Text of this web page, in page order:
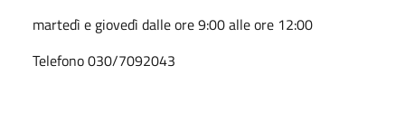
martedì e giovedì dalle ore 9:00 alle ore 12:00
Telefono 030/7092043